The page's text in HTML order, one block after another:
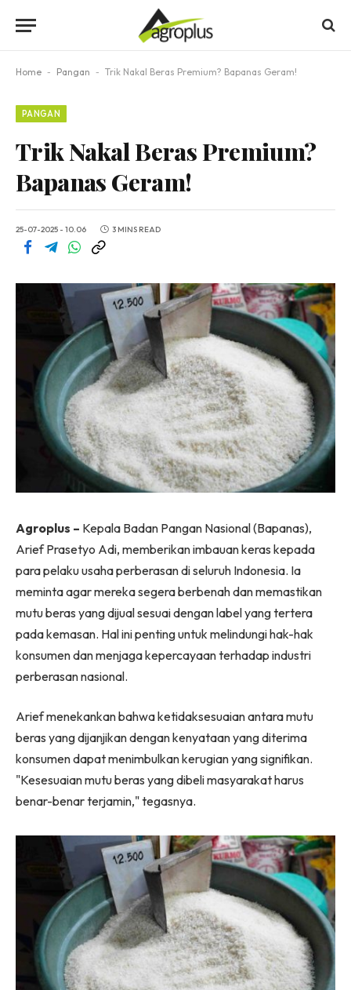
Home - Pangan - Trik Nakal Beras Premium? Bapanas Geram!
PANGAN
Trik Nakal Beras Premium?
Bapanas Geram!
25-07-2025 - 10.06 3 MINS READ
Agroplus – Kepala Badan Pangan Nasional (Bapanas),
Arief Prasetyo Adi, memberikan imbauan keras kepada
para pelaku usaha perberasan di seluruh Indonesia. Ia
meminta agar mereka segera berbenah dan memastikan
mutu beras yang dijual sesuai dengan label yang tertera
pada kemasan. Hal ini penting untuk melindungi hak-hak
konsumen dan menjaga kepercayaan terhadap industri
perberasan nasional.
Arief menekankan bahwa ketidaksesuaian antara mutu
beras yang dijanjikan dengan kenyataan yang diterima
konsumen dapat menimbulkan kerugian yang signifikan.
"Kesesuaian mutu beras yang dibeli masyarakat harus
benar-benar terjamin," tegasnya.